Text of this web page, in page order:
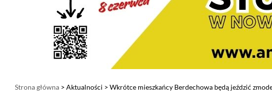
Strona główna > Aktualności > Wkrótce mieszkańcy Berdechowa będą jeździć